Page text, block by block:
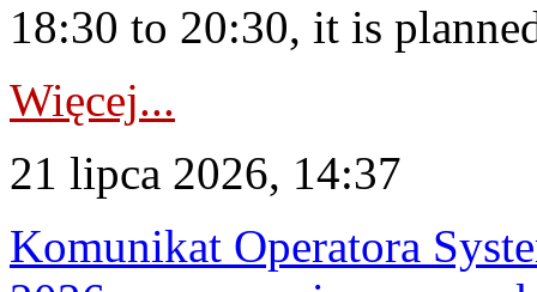
18:30 to 20:30, it is
Więcej...
21 lipca 2026, 14:37
Komunikat Operatora